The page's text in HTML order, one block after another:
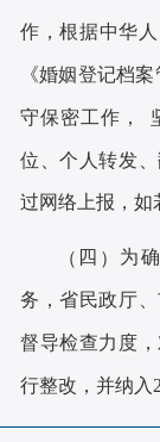
作，根据中华
《婚姻登记档
守保密工作，
位、个人转发
过网络上报，如
（ 四 ） 为
务，省民政厅
督导检查力度
行整改，并纳入